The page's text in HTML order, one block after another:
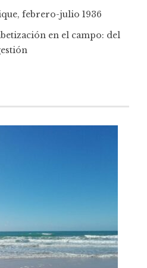
febrero-julio 1936
en el campo: del